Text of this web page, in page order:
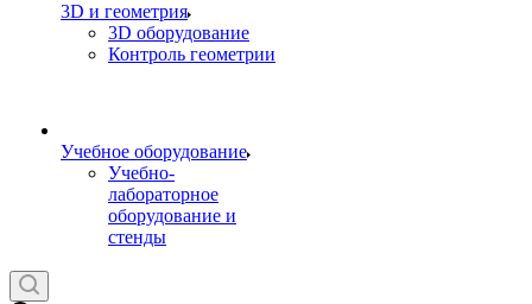
3D и геометрия
3D оборудование
Контроль геометрии
Учебное оборудование
Учебно-
лабораторное
оборудование и
стенды